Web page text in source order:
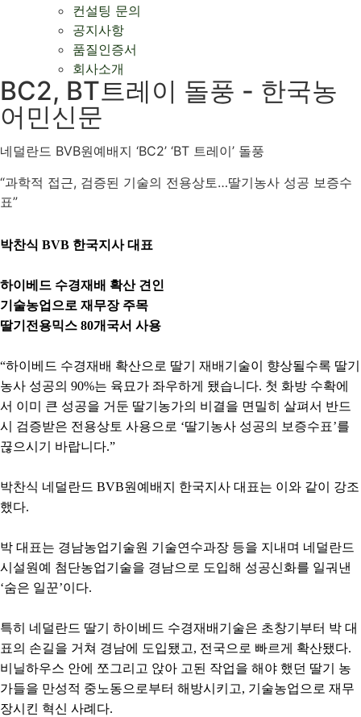
컨설팅 문의
공지사항
품질인증서
회사소개
BC2, BT트레이 돌풍 - 한국농
어민신문
네덜란드 BVB원예배지 ‘BC2’ ‘BT 트레이’ 돌풍
“과학적 접근, 검증된 기술의 전용상토…딸기농사 성공 보증수
표”
박찬식 BVB 한국지사 대표
하이베드 수경재배 확산 견인
기술농업으로 재무장 주목
딸기전용믹스 80개국서 사용
“하이베드 수경재배 확산으로 딸기 재배기술이 향상될수록 딸기
농사 성공의 90%는 육묘가 좌우하게 됐습니다. 첫 화방 수확에
서 이미 큰 성공을 거둔 딸기농가의 비결을 면밀히 살펴서 반드
시 검증받은 전용상토 사용으로 ‘딸기농사 성공의 보증수표’를
끊으시기 바랍니다.”
박찬식 네덜란드 BVB원예배지 한국지사 대표는 이와 같이 강조
했다.
박 대표는 경남농업기술원 기술연수과장 등을 지내며 네덜란드
시설원예 첨단농업기술을 경남으로 도입해 성공신화를 일궈낸
‘숨은 일꾼’이다.
특히 네덜란드 딸기 하이베드 수경재배기술은 초창기부터 박 대
표의 손길을 거쳐 경남에 도입됐고, 전국으로 빠르게 확산됐다.
비닐하우스 안에 쪼그리고 앉아 고된 작업을 해야 했던 딸기 농
가들을 만성적 중노동으로부터 해방시키고, 기술농업으로 재무
장시킨 혁신 사례다.